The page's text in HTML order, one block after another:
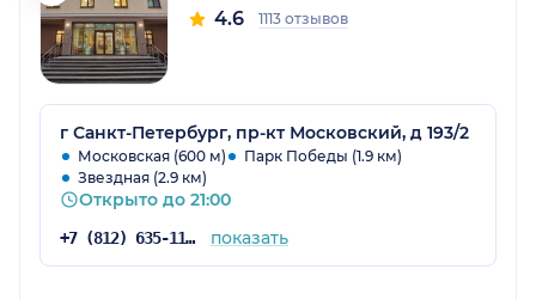
4.6 1113 отзывов
г Санкт-Петербург, пр-кт Московский, д 193/2
Московская (600 м)
Парк Победы (1.9 км)
Звездная (2.9 км)
Открыто до 21:00
+7 (812) 635-11-79 показать